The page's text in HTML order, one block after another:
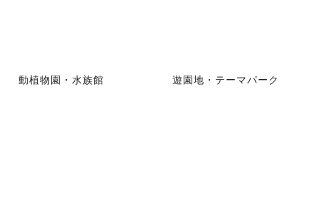
動植物園・水族館 遊園地・テーマパーク